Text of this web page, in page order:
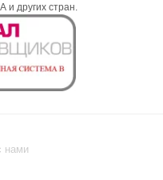
других стран.
нами